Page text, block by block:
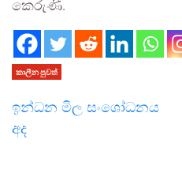
කෙරුණි.
කාලීන පුවත්
ඉන්ධන මිල සංශෝධනය
අද